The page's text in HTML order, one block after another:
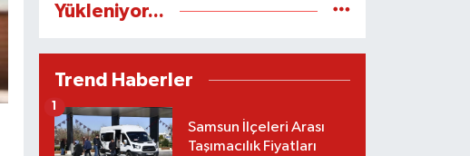
Yükleniyor...
Trend Haberler
Samsun İlçeleri Arası
Taşımacılık Fiyatları
1